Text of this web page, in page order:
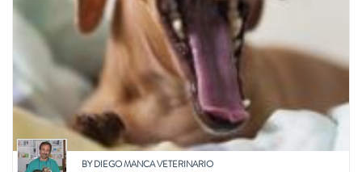
BYDIEGO MANCA VETERINARIO